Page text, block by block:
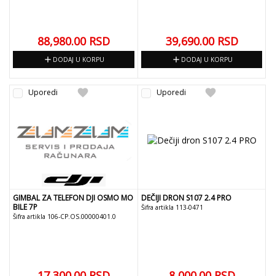
88,980.00 RSD
add DODAJ U KORPU
39,690.00 RSD
add DODAJ U KORPU
favorite
Uporedi
GIMBAL ZA TELEFON DJI OSMO MO
BILE 7P
Šifra artikla 106-CP.OS.00000401.0
favorite
Uporedi
DEČIJI DRON S107 2.4 PRO
Šifra artikla 113-0471